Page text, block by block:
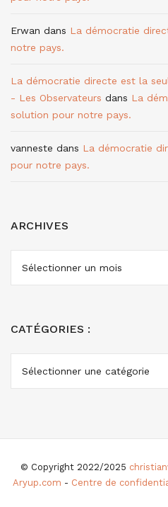
Erwan dans La démocratie
notre pays.
La démocratie directe est la
- Les Observateurs dans La
solution pour notre pays.
vanneste dans La démocratie
pour notre pays.
ARCHIVES
CATÉGORIES :
© Copyright 2022/2025
Aryup.com - Centre de